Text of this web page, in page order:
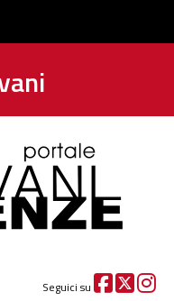
Seguici su